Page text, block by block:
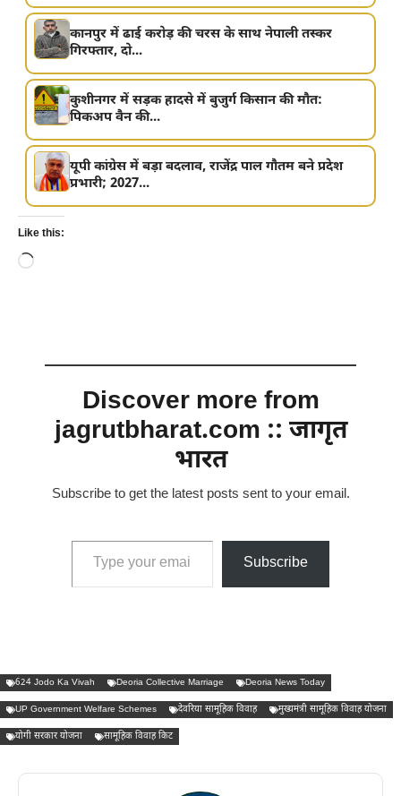
कानपुर में ढाई करोड़ की चरस के साथ नेपाली तस्कर
गिरफ्तार, दो...
कुशीनगर में सड़क हादसे में बुजुर्ग किसान की मौत:
पिकअप वैन की...
यूपी कांग्रेस में बड़ा बदलाव, राजेंद्र पाल गौतम बने प्रदेश
प्रभारी; 2027...
Like this:
Loading…
Discover more from
jagrutbharat.com :: जागृत
भारत
Subscribe to get the latest posts sent to your email.
Type your email…
Subscribe
624 Jodo Ka Vivah Deoria Collective Marriage Deoria News Today
UP Government Welfare Schemes देवरिया सामूहिक विवाह मुख्यमंत्री सामूहिक विवाह योजना
योगी सरकार योजना सामूहिक विवाह किट